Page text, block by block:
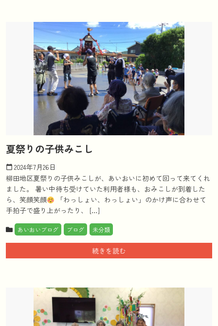
夏祭りの子供みこし
calendar_today 2024年7月26日
柳田地区夏祭りの子供みこしが、あいおいに初めて回って来てくれ
ました。 暑い中待ち受けていた利用者様も、おみこしが到着した
ら、笑顔笑顔
「わっしょい、わっしょい」のかけ声に合わせて
手拍子で盛り上がったり、 […]
あいおいブログ ブログ 未分類
続きを読む